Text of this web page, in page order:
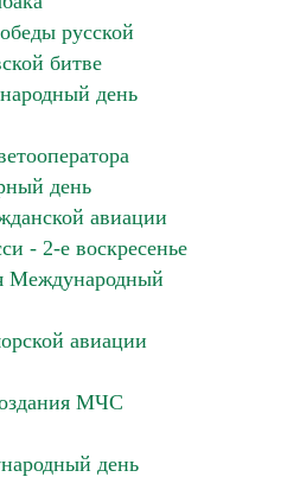
русской
битве
день
день
авиации
- 2-е воскресенье
Международный
авиации
МЧС
день